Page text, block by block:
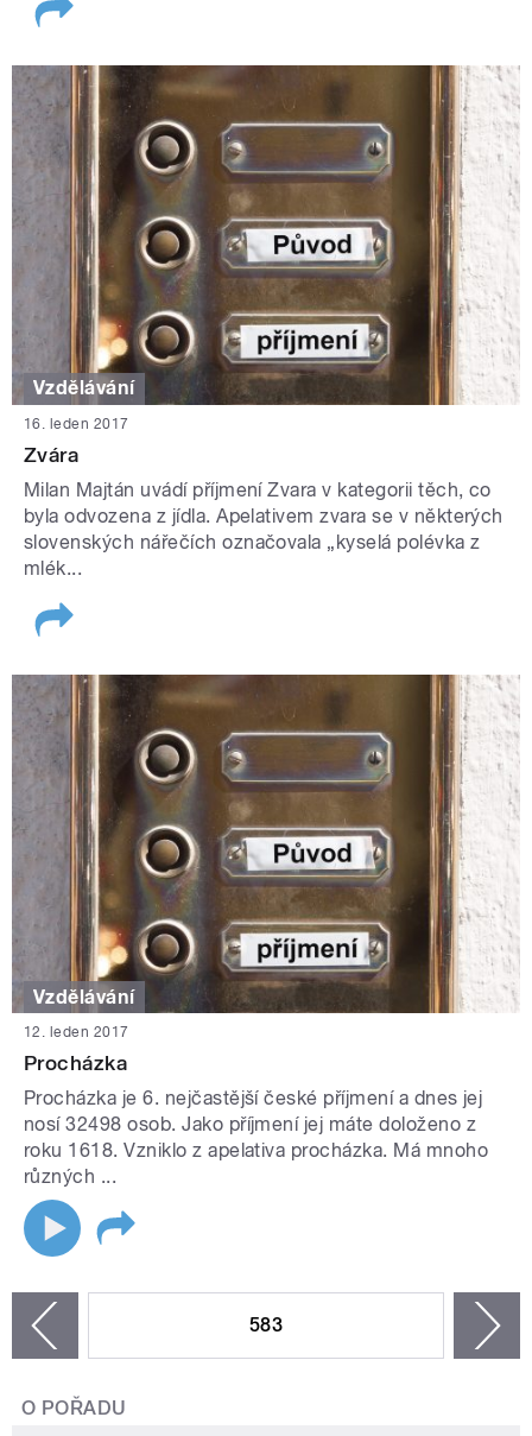
Vzdělávání
16. leden 2017
Zvára
Milan Majtán uvádí příjmení Zvara v kategorii těch, co
byla odvozena z jídla. Apelativem zvara se v některých
slovenských nářečích označovala „kyselá polévka z
mlék...
Vzdělávání
12. leden 2017
Procházka
Procházka je 6. nejčastější české příjmení a dnes jej
nosí 32498 osob. Jako příjmení jej máte doloženo z
roku 1618. Vzniklo z apelativa procházka. Má mnoho
různých ...
583
O POŘADU